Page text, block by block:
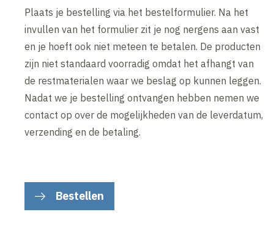
Plaats je bestelling via het bestelformulier. Na het
invullen van het formulier zit je nog nergens aan vast
en je hoeft ook niet meteen te betalen. De producten
zijn niet standaard voorradig omdat het afhangt van
de restmaterialen waar we beslag op kunnen leggen.
Nadat we je bestelling ontvangen hebben nemen we
contact op over de mogelijkheden van de leverdatum,
verzending en de betaling.
Bestellen